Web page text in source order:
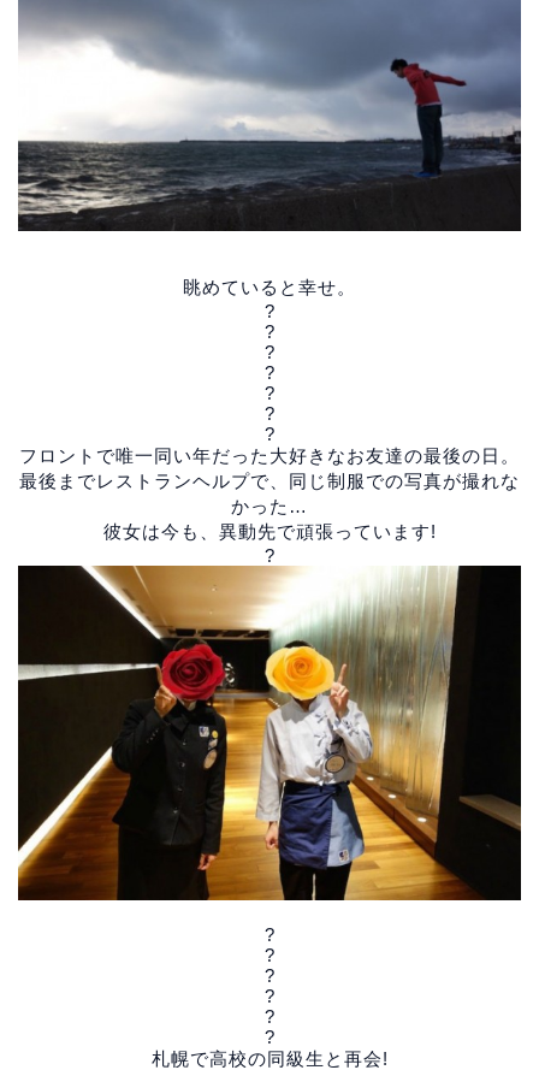
眺めていると幸せ。
?
?
?
?
?
?
?
フロントで唯一同い年だった大好きなお友達の最後の日。
最後までレストランヘルプで、同じ制服での写真が撮れな
かった…
彼女は今も、異動先で頑張っています!
?
?
?
?
?
?
?
札幌で高校の同級生と再会!